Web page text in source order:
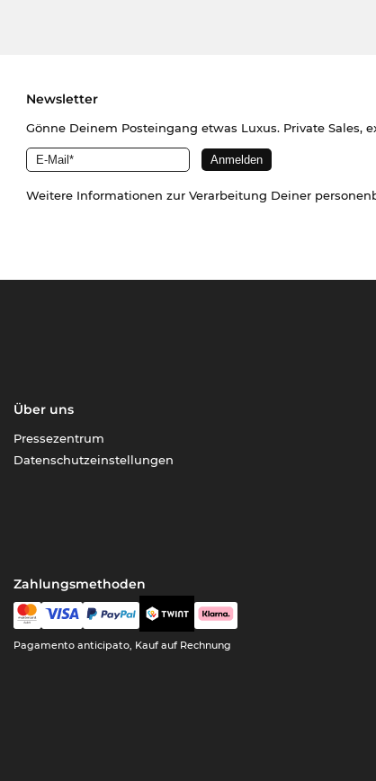
Newsletter
Gönne Deinem Posteingang etwas Luxus. Private
Weitere Informationen zur Verarbeitung Deiner
Über uns
Pressezentrum
Datenschutzeinstellungen
Zahlungsmethoden
Pagamento anticipato, Kauf auf Rechnung